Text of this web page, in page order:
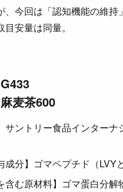
、今回は「認知機能の維持
安量は同量。
麦茶600
サントリー食品インターナ
成分】ゴマペプチド（LVY
含む原材料】ゴマ蛋白分解